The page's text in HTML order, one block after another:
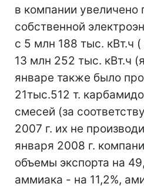
в компании увеличено
собственной
с 5 млн 188 тыс. кВт.ч
13 млн 252 тыс. кВт.ч
январе также было
21тыс.512 т.
смесей (за
2007 г. их не
января 2008 г.
объемы экспорта на
аммиака - на 11,2%,